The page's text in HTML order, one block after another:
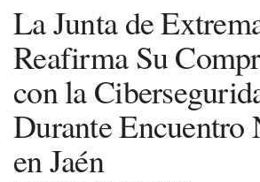
La Junta de
Reafirma Su
con la
Durante Encuentro
en Jaén